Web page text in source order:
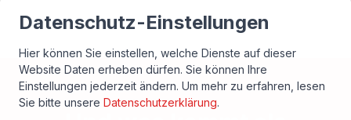
Datenschutz-Einstellungen
Hier können Sie einstellen, welche Dienste auf dieser
Website Daten erheben dürfen. Sie können Ihre
Einstellungen jederzeit ändern. Um mehr zu erfahren, lesen
Sie bitte unsere Datenschutzerklärung.